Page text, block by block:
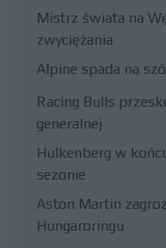
Mistrz świata na
zwyciężania
Alpine spada na
Racing Bulls
generalnej
Hulkenberg w
sezonie
Aston Martin
Hungaroringu